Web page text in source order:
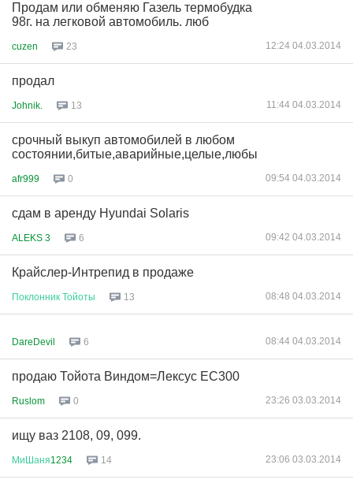
Продам или обменяю Газель термобудка
98г. на легковой автомобиль. люб
cuzen 23 12:24 04.03.2014
продал
Johnik. 13 11:44 04.03.2014
срочный выкуп автомобилей в любом
состоянии,битые,аварийные,целые,любы
afr999 0 09:54 04.03.2014
сдам в аренду Hyundai Solaris
ALEKS 3 6 09:42 04.03.2014
Крайслер-Интрепид в продаже
Поклонник Тойоты 13 08:48 04.03.2014
DareDevil 6 08:44 04.03.2014
продаю Тойота Виндом=Лексус ЕС300
Ruslom 0 23:26 03.03.2014
ищу ваз 2108, 09, 099.
МиШаня1234 14 23:06 03.03.2014